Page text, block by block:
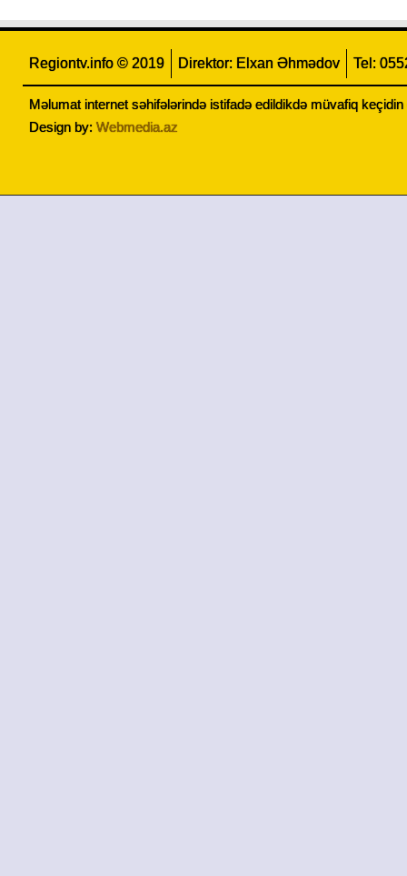
Regiontv.info © 2019 Direktor: Elxan Əhmədov Tel:
Məlumat internet səhifələrində istifadə edildikdə müvafiq keçidin
Design by: Webmedia.az